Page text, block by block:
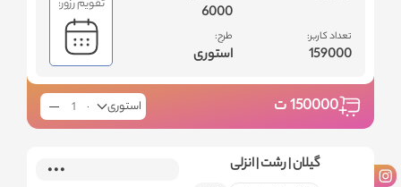
تعداد کاربر:
159000
6000
طرح:
استوری
150000ت استوری
گیلان | رشت | انزلی